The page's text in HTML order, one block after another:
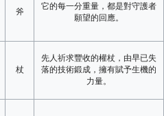
斧
它的每一分重量，都是對守護者
願望的回應。
杖
先人祈求豐收的權杖，由早已失
落的技術鍛成，擁有賦予生機的
力量。